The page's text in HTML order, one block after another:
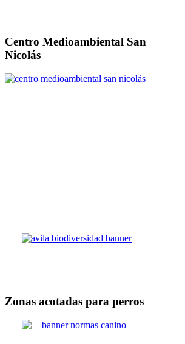
Centro Medioambiental San
Nicolás
Zonas acotadas para perros